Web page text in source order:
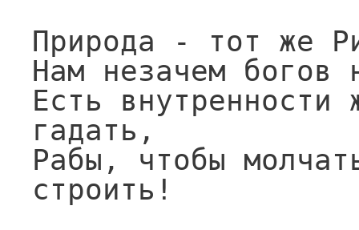
Природа - тот же
Нам незачем богов
Есть
гадать,
Рабы, чтобы
строить!